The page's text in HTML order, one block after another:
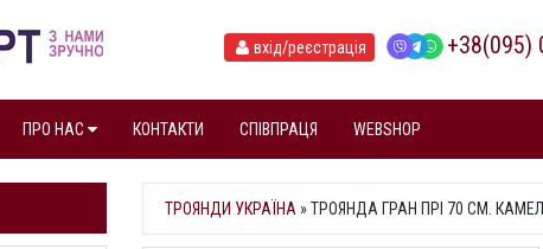
вхід/реєстрація +38(095)
ПРО НАС КОНТАКТИ СПІВПРАЦЯ WEBSHOP
ТРОЯНДИ УКРАЇНА »ТРОЯНДА ГРАН ПРІ 70 СМ.